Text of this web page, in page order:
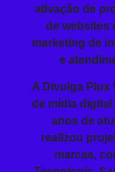
ativação de
de websites
marketing de
e
A Divulga Plux
de mídia digital
anos de
realizou
marcas,